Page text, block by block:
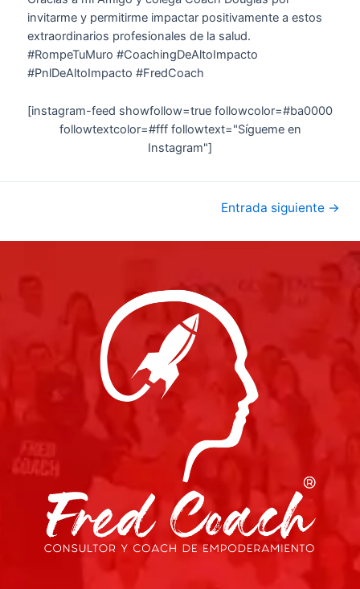
invitarme y permitirme impactar positivamente a estos
extraordinarios profesionales de la salud.
#RompeTuMuro #CoachingDeAltoImpacto
#PnlDeAltoImpacto #FredCoach
[instagram-feed showfollow=true followcolor=#ba0000
followtextcolor=#fff followtext="Sígueme en
Instagram"]
Entrada siguiente →